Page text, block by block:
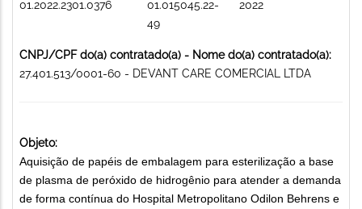
01.2022.2301.0376
01.015045.22-
49
2022
CNPJ/CPF do(a) contratado(a) - Nome do(a) contratado(a):
27.401.513/0001-60 - DEVANT CARE COMERCIAL LTDA
Objeto:
Aquisição de papéis de embalagem para esterilização a base
de plasma de peróxido de hidrogênio para atender a demanda
de forma contínua do Hospital Metropolitano Odilon Behrens e